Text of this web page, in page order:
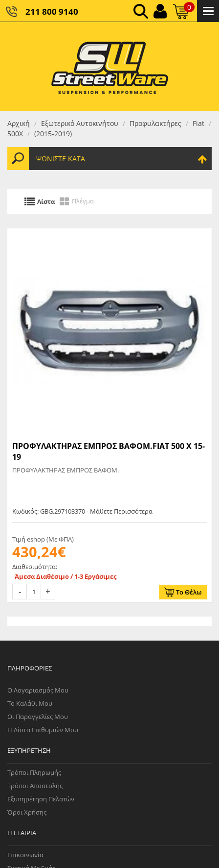
211 800 9140 0
ΚΑΘΑΡΌ ΣΎΝΟΛΟ:
ΤΕΛΙΚΌ ΣΎΝΟΛΟ:0,00 €
Αρχική / Εξωτερικό Αυτοκινήτου / Προφυλακτήρες / Fiat /
500Χ / (2015-2019)
ΨΩΝΊΣΤΕ ΚΑΤΆ
Λίστα Πλέγμα
ΠΡΟΦΥΛΑΚΤΗΡΑΣ ΕΜΠΡΟΣ ΒΑΦΟΜ.FIAT 500 X 15-
19
ΠΡΟΦΥΛΑΚΤΗΡΑΣ ΕΜΠΡΟΣ ΒΑΦΟΜ.
Κωδικός: GBG.297103370 - Μάθετε Περισσότερα
Τιμή eshop (Με ΦΠΑ)
430,24€
Διαθεσιμότητα:
Άμεσα Διαθέσιμο / 1-3 Εργάσιμες
Το Θέλω
ΠΛΗΡΟΦΟΡΊΕΣ
Ο Λογαριασμός Μου
Το Καλάθι Μου
Οι Παραγγελίες Μου
Η Λίστα Επιθυμιών Μου
ΕΞΥΠΗΡΈΤΗΣΗ
Τρόποι Πληρωμής
Τρόποι Αποστολής
Εξυπηρέτηση Πελατών
Όροι Χρήσης
Η ΕΤΑΙΡΊΑ
Επικοινωνία